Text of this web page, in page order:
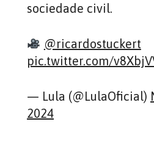
sociedade civil.
@ricardostuckert
pic.twitter.com/
— Lula (@LulaOficial)
2024